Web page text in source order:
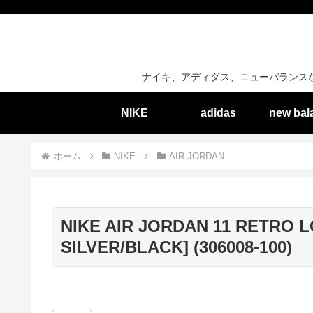
ナイキ、アディダス、ニューバラン
NIKE adidas new
ホーム NIKE AIR JORDAN
NIKE AIR JORDAN 11 RETRO
SILVER/BLACK] (306008-100)